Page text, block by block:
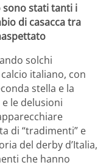
stati tanti i
di casacca tra
solchi
italiano, con
stella e la
le delusioni
di “tradimenti” e
del derby d’Italia,
che hanno